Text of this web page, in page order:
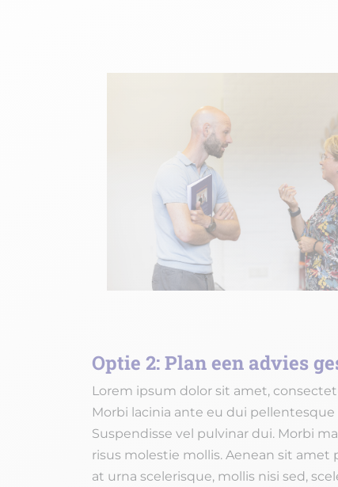
Optie 2: Plan een advies
Lorem ipsum dolor sit amet,
Morbi lacinia ante eu dui
Suspendisse vel pulvinar dui. Morbi
risus molestie mollis. Aenean sit amet
at urna scelerisque, mollis nisi sed,